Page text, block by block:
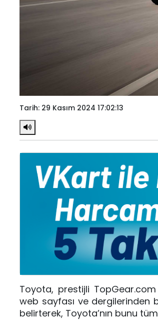
Tarih: 29 Kasım 2024 17:02:13
Toyota, prestijli TopGear.com
web sayfası ve
belirterek, Toyota’nın bunu